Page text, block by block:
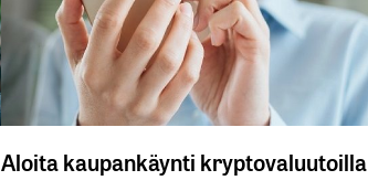
Aloita kaupankäynti kryptovaluutoilla